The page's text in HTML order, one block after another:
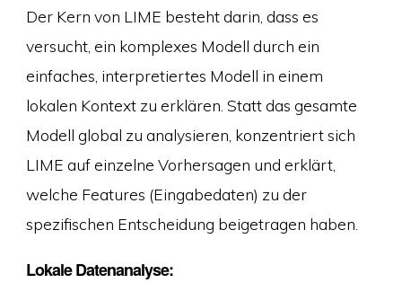
Der Kern von LIME besteht darin, dass es
versucht, ein komplexes Modell durch ein
einfaches, interpretiertes Modell in einem
lokalen Kontext zu erklären. Statt das gesamte
Modell global zu analysieren, konzentriert sich
LIME auf einzelne Vorhersagen und erklärt,
welche Features (Eingabedaten) zu der
spezifischen Entscheidung beigetragen haben.
Lokale Datenanalyse: